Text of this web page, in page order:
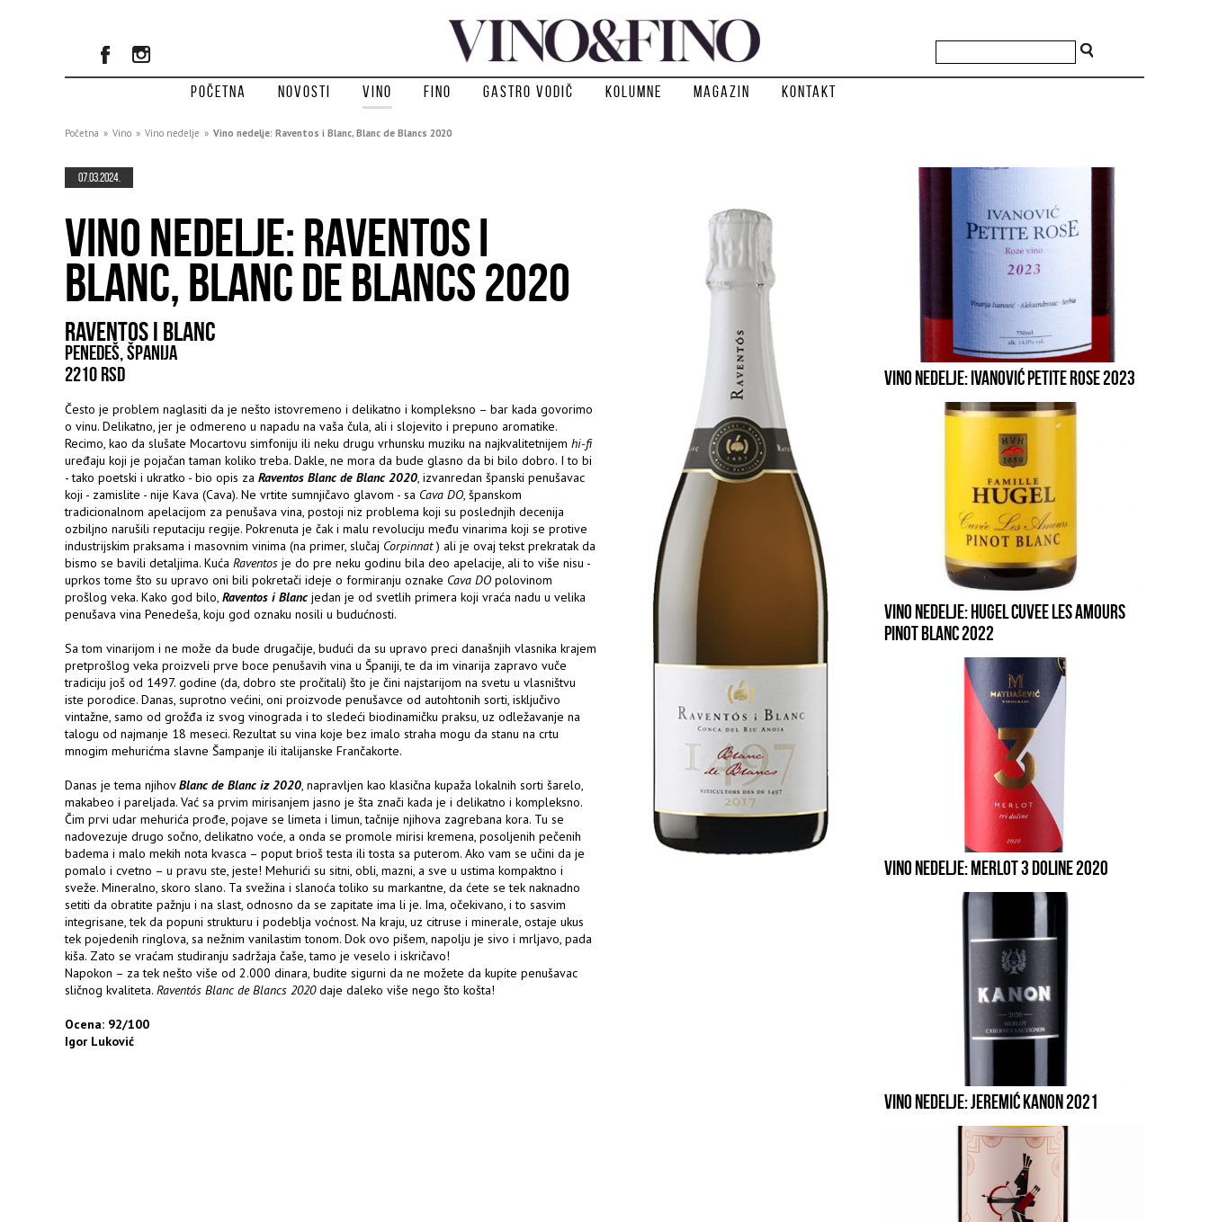
Početna Novosti Vino Fino Gastro vodič Kolumne Magazin Kontakt
Početna » Vino » Vino nedelje » Vino nedelje: Raventos i Blanc, Blanc de Blancs 2020
07.03.2024.
VINO NEDELJE: RAVENTOS I
BLANC, BLANC DE BLANCS 2020
RAVENTOS I BLANC
PENEDEŠ, ŠPANIJA
2210 RSD
Često je problem naglasiti da je nešto istovremeno i delikatno i kompleksno – bar kada govorimo
o vinu. Delikatno, jer je odmereno u napadu na vaša čula, ali i slojevito i prepuno aromatike.
Recimo, kao da slušate Mocartovu simfoniju ili neku drugu vrhunsku muziku na najkvalitetnijem hi-fi
uređaju koji je pojačan taman koliko treba. Dakle, ne mora da bude glasno da bi bilo dobro. I to bi
- tako poetski i ukratko - bio opis za Raventos Blanc de Blanc 2020, izvanredan španski penušavac
koji - zamislite - nije Kava (Cava). Ne vrtite sumnjičavo glavom - sa Cava DO, španskom
tradicionalnom apelacijom za penušava vina, postoji niz problema koji su poslednjih decenija
ozbiljno narušili reputaciju regije. Pokrenuta je čak i malu revoluciju među vinarima koji se protive
industrijskim praksama i masovnim vinima (na primer, slučaj Corpinnat) ali je ovaj tekst prekratak da
bismo se bavili detaljima. Kuća Raventos je do pre neku godinu bila deo apelacije, ali to više nisu -
uprkos tome što su upravo oni bili pokretači ideje o formiranju oznake Cava DO polovinom
prošlog veka. Kako god bilo, Raventos i Blanc jedan je od svetlih primera koji vraća nadu u velika
penušava vina Penedeša, koju god oznaku nosili u budućnosti.
Sa tom vinarijom i ne može da bude drugačije, budući da su upravo preci današnjih vlasnika krajem
pretprošlog veka proizveli prve boce penušavih vina u Španiji, te da im vinarija zapravo vuče
tradiciju još od 1497. godine (da, dobro ste pročitali) što je čini najstarijom na svetu u vlasništvu
iste porodice. Danas, suprotno većini, oni proizvode penušavce od autohtonih sorti, isključivo
vintažne, samo od grožđa iz svog vinograda i to sledeći biodinamičku praksu, uz odležavanje na
talogu od najmanje 18 meseci. Rezultat su vina koje bez imalo straha mogu da stanu na crtu
mnogim mehurićma slavne Šampanje ili italijanske Frančakorte.
Danas je tema njihovBlanc de Blanc iz 2020, napravljen kao klasična kupaža lokalnih sorti šarelo,
makabeo i pareljada. Vać sa prvim mirisanjem jasno je šta znači kada je i delikatno i kompleksno.
Čim prvi udar mehurića prođe, pojave se limeta i limun, tačnije njihova zagrebana kora. Tu se
nadovezuje drugo sočno, delikatno voće, a onda se promole mirisi kremena, posoljenih pečenih
badema i malo mekih nota kvasca – poput brioš testa ili tosta sa puterom. Ako vam se učini da je
pomalo i cvetno – u pravu ste, jeste! Mehurići su sitni, obli, mazni, a sve u ustima kompaktno i
sveže. Mineralno, skoro slano. Ta svežina i slanoća toliko su markantne, da ćete se tek naknadno
setiti da obratite pažnju i na slast, odnosno da se zapitate ima li je. Ima, očekivano, i to sasvim
integrisane, tek da popuni strukturu i podeblja voćnost. Na kraju, uz citruse i minerale, ostaje ukus
tek pojedenih ringlova, sa nežnim vanilastim tonom. Dok ovo pišem, napolju je sivo i mrljavo, pada
kiša. Zato se vraćam studiranju sadržaja čaše, tamo je veselo i iskričavo!
Napokon – za tek nešto više od 2.000 dinara, budite sigurni da ne možete da kupite penušavac
sličnog kvaliteta. Raventós Blanc de Blancs 2020daje daleko više nego što košta!
Ocena: 92/100
Igor Luković
VINO NEDELJE: IVANOVIĆ PETITE ROSE 2023
VINO NEDELJE: HUGEL CUVEE LES AMOURS
PINOT BLANC 2022
VINO NEDELJE: MERLOT 3 DOLINE 2020
VINO NEDELJE: JEREMIĆ KANON 2021